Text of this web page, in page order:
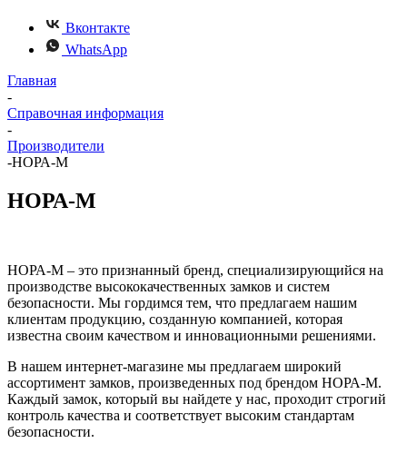
Вконтакте
WhatsApp
Главная
-
Справочная информация
-
Производители
-НОРА-М
НОРА-М
НОРА-М – это признанный бренд, специализирующийся на
производстве высококачественных замков и систем
безопасности. Мы гордимся тем, что предлагаем нашим
клиентам продукцию, созданную компанией, которая
известна своим качеством и инновационными решениями.
В нашем интернет-магазине мы предлагаем широкий
ассортимент замков, произведенных под брендом НОРА-М.
Каждый замок, который вы найдете у нас, проходит строгий
контроль качества и соответствует высоким стандартам
безопасности.